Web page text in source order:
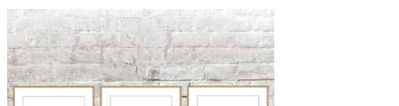
kan
vælges
på
varesiden